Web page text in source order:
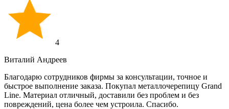
4
Виталий Андреев
Благодарю сотрудников фирмы за консультации, точное и
быстрое выполнение заказа. Покупал металлочерепицу Grand
Line. Материал отличный, доставили без проблем и без
повреждений, цена более чем устроила. Спасибо.